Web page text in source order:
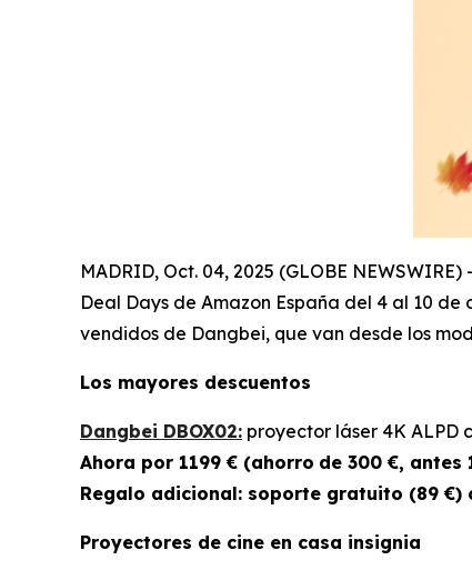
MADRID, Oct. 04, 2025 (GLOBE
Deal Days de Amazon España del 4 al 10
vendidos de Dangbei, que van desde los
Los mayores descuentos
Dangbei DBOX02: proyector láser 4K ALPD
Ahora por 1199 € (ahorro de 300 €, antes
Regalo adicional: soporte gratuito (89
Proyectores de cine en casa insignia